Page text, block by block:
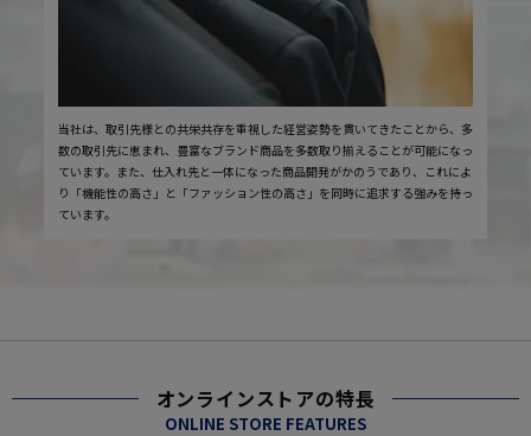
当社は、取引先様との共栄共存を重視した経営姿勢を貫いてきたことから、多
数の取引先に恵まれ、豊富なブランド商品を多数取り揃えることが可能になっ
ています。また、仕入れ先と一体になった商品開発がかのうであり、これによ
り「機能性の高さ」と「ファッション性の高さ」を同時に追求する強みを持っ
ています。
オンラインストアの特長
ONLINE STORE FEATURES